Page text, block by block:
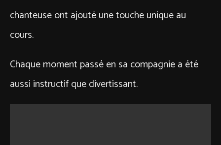
chanteuse ont ajouté une touche unique au
cours.
Chaque moment passé en sa compagnie a été
aussi instructif que divertissant.